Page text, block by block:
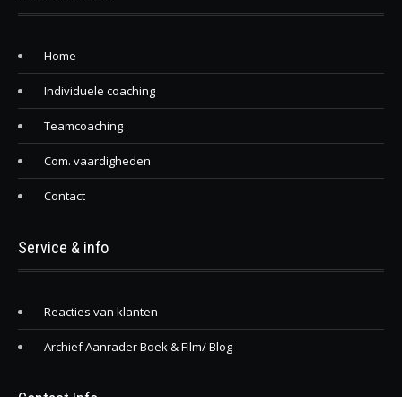
Home
Individuele coaching
Teamcoaching
Com. vaardigheden
Contact
Service & info
Reacties van klanten
Archief Aanrader Boek & Film/ Blog